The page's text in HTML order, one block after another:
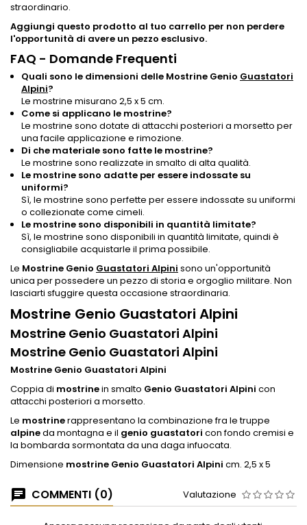
straordinario.
Aggiungi questo prodotto al tuo carrello per non perdere
l'opportunità di avere un pezzo esclusivo.
FAQ - Domande Frequenti
Quali sono le dimensioni delle Mostrine Genio Guastatori
Alpini?
Le mostrine misurano 2,5 x 5 cm.
Come si applicano le mostrine?
Le mostrine sono dotate di attacchi posteriori a morsetto per
una facile applicazione e rimozione.
Di che materiale sono fatte le mostrine?
Le mostrine sono realizzate in smalto di alta qualità.
Le mostrine sono adatte per essere indossate su
uniformi?
Sì, le mostrine sono perfette per essere indossate su uniformi
o collezionate come cimeli.
Le mostrine sono disponibili in quantità limitate?
Sì, le mostrine sono disponibili in quantità limitate, quindi è
consigliabile acquistarle il prima possibile.
Le Mostrine Genio Guastatori Alpini sono un'opportunità
unica per possedere un pezzo di storia e orgoglio militare. Non
lasciarti sfuggire questa occasione straordinaria.
Mostrine Genio Guastatori Alpini
Mostrine Genio Guastatori Alpini
Mostrine Genio Guastatori Alpini
Mostrine Genio Guastatori Alpini
Coppia di mostrinein smalto Genio Guastatori Alpini con
attacchi posteriori a morsetto.
Le mostrinerappresentano la combinazione fra le truppe
alpineda montagna e il genio guastatori con fondo cremisi e
la bombarda sormontata da una daga infuocata.
Dimensione mostrine Genio Guastatori Alpini cm. 2,5 x 5
COMMENTI (0) Valutazione